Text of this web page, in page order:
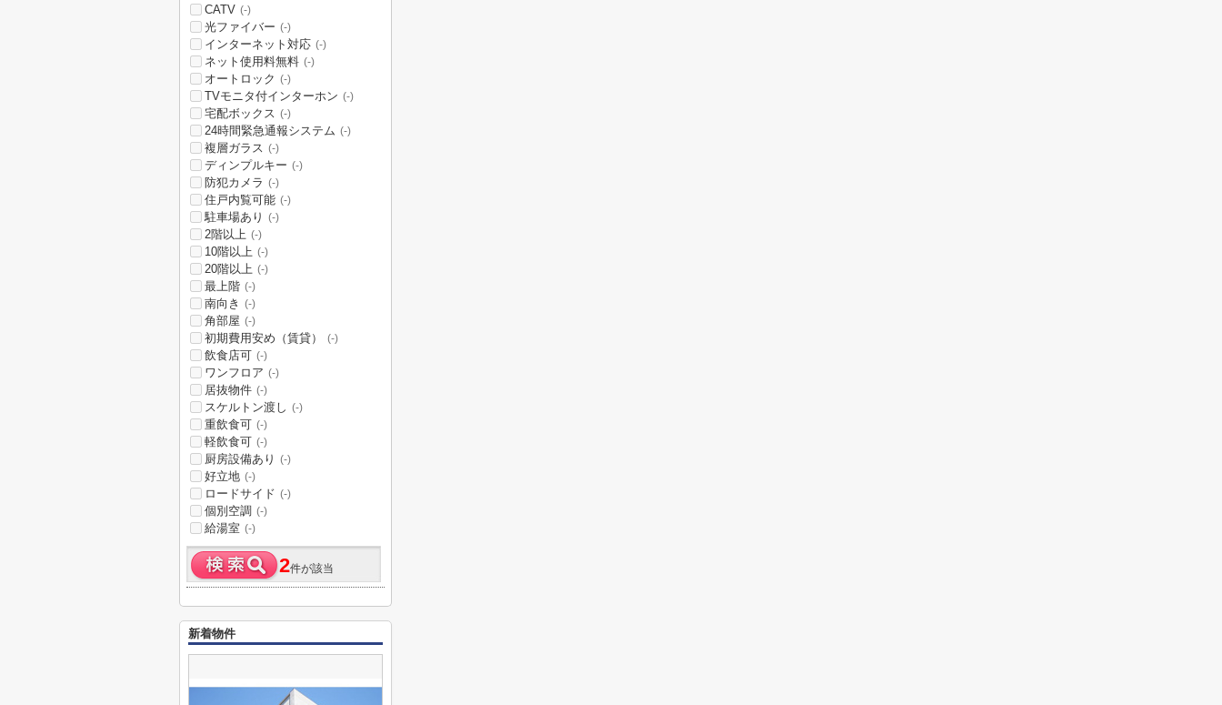
CATV (-)
光ファイバー (-)
インターネット対応 (-)
ネット使用料無料 (-)
オートロック (-)
TVモニタ付インターホン (-)
宅配ボックス (-)
24時間緊急通報システム (-)
複層ガラス (-)
ディンプルキー (-)
防犯カメラ (-)
住戸内覧可能 (-)
駐車場あり (-)
2階以上 (-)
10階以上 (-)
20階以上 (-)
最上階 (-)
南向き (-)
角部屋 (-)
初期費用安め（賃貸） (-)
飲食店可 (-)
ワンフロア (-)
居抜物件 (-)
スケルトン渡し (-)
重飲食可 (-)
軽飲食可 (-)
厨房設備あり (-)
好立地 (-)
ロードサイド (-)
個別空調 (-)
給湯室 (-)
2件が該当
新着物件